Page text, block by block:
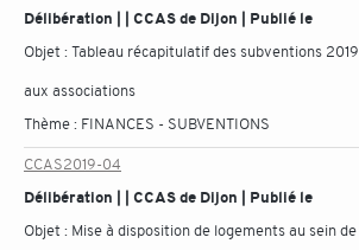
Délibération | | CCAS de Dijon | Publié le
Objet :Tableau récapitulatif des subventions 2019
aux associations
Thème : FINANCES - SUBVENTIONS
CCAS2019-04
Délibération | | CCAS de Dijon | Publié le
Objet : Mise à disposition de logements au sein de